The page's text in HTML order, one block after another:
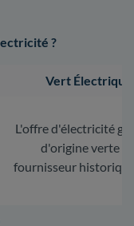
?
Vert Électrique
L'offre d'électricité
d'origine verte
fournisseur